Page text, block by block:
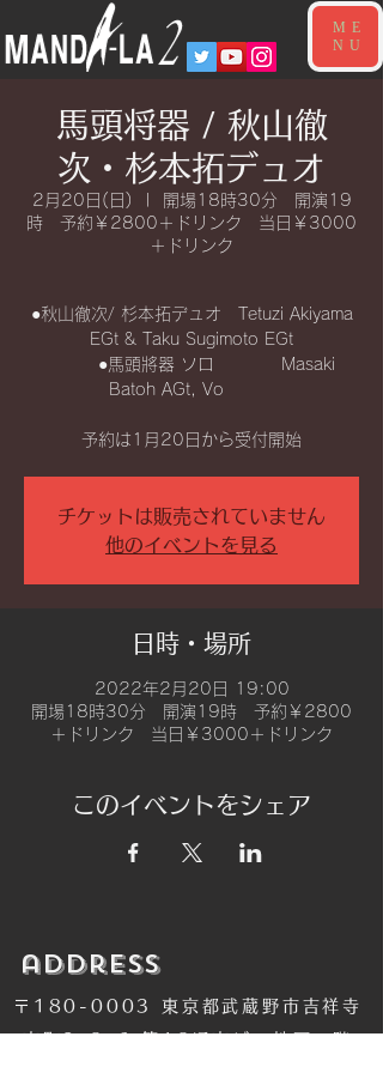
ME
NU
馬頭将器 / 秋山徹
次・杉本拓デュオ
2月20日(日)
開場18時30分 開演19
時 予約￥2800＋ドリンク 当日￥3000
＋ドリンク
●秋山徹次/ 杉本拓デュオ Tetuzi Akiyama
EGt & Taku Sugimoto EGt
●馬頭將器 ソロ Masaki
Batoh AGt, Vo
予約は1月20日から受付開始
チケットは販売されていません
他のイベントを見る
日時・場所
2022年2月20日 19:00
開場18時30分 開演19時 予約￥2800
＋ドリンク 当日￥3000＋ドリンク
このイベントをシェア
​address
〒180-0003 東京都武蔵野市吉祥寺